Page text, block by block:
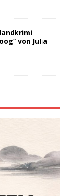
von Julia